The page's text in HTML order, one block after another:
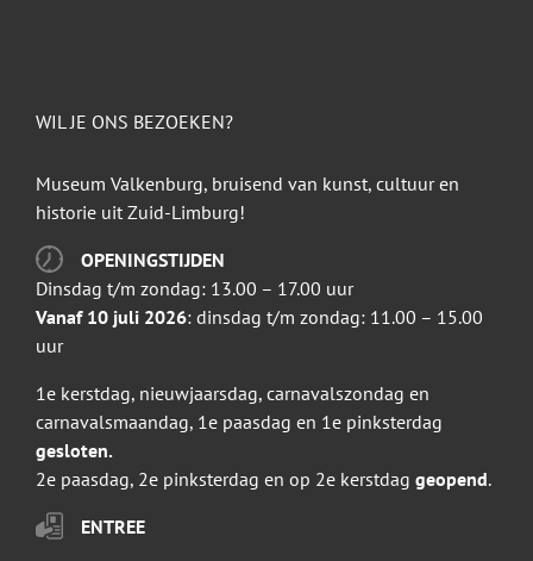
WIL JE ONS BEZOEKEN?
Museum Valkenburg, bruisend van kunst, cultuur en
historie uit Zuid-Limburg!
OPENINGSTIJDEN
Dinsdag t/m zondag: 13.00 – 17.00 uur
Vanaf 10 juli 2026: dinsdag t/m zondag: 11.00 – 15.00
uur
1e kerstdag, nieuwjaarsdag, carnavalszondag en
carnavalsmaandag, 1e paasdag en 1e pinksterdag
gesloten.
2e paasdag, 2e pinksterdag en op 2e kerstdag geopend.
ENTREE